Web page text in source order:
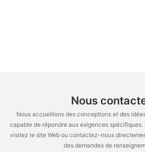
Nous
Nous accueillons des conceptions et des
capable de répondre aux exigences spécifiques.
visitez le site Web ou contactez-nous
des demandes de